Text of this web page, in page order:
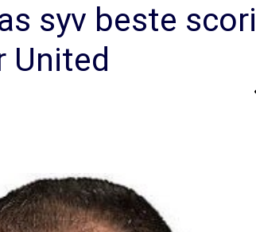
syv beste
United